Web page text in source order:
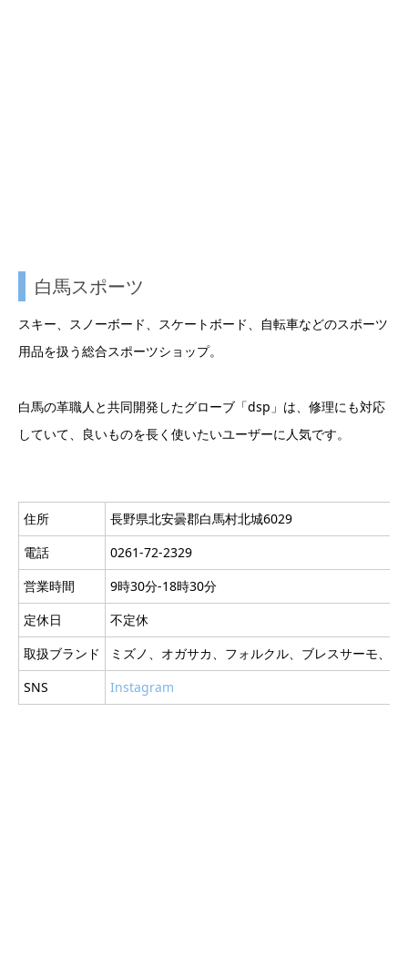
白馬スポーツ
スキー、スノーボード、スケートボード、自転車などのスポーツ
用品を扱う総合スポーツショップ。
白馬の革職人と共同開発したグローブ「dsp」は、修理にも対応
していて、良いものを長く使いたいユーザーに人気です。
住所
長野県北安曇郡白馬村北城6029
電話
0261-72-2329
営業時間
9時30分-18時30分
定休日
不定休
取扱ブランド
ミズノ、オガサカ、フォルクル、ブレスサーモ、
SNS
Instagram